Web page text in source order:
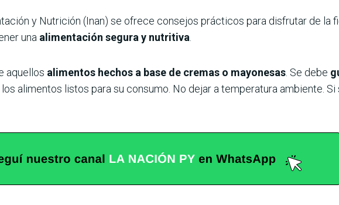
y Nutrición (Inan) se ofrece consejos prácticos para disfrutar de la
una alimentación segura y nutritiva
aquellos alimentos hechos a base de cremas o mayonesas . Se debe
los alimentos listos para su consumo. No dejar a temperatura ambiente. Si